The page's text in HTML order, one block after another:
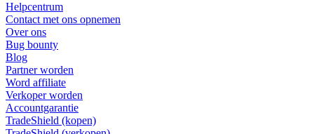
Helpcentrum
Contact met ons opnemen
Over ons
Bug bounty
Blog
Partner worden
Word affiliate
Verkoper worden
Accountgarantie
TradeShield (kopen)